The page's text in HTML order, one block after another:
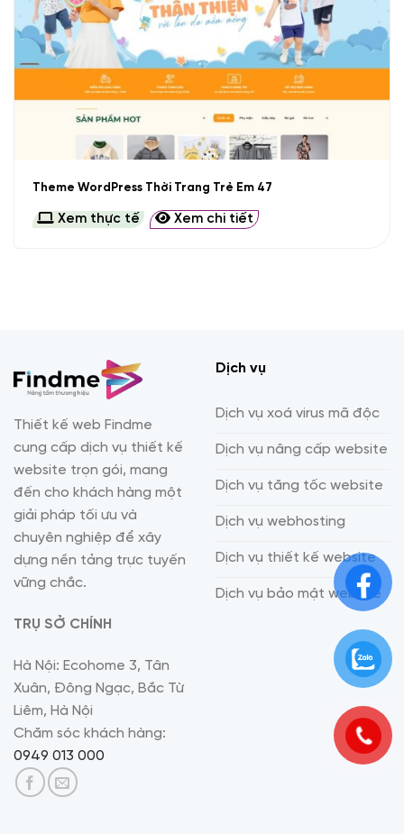
Theme WordPress Thời Trang Trẻ Em 47
Xem thực tế Xem chi tiết
Thiết kế web Findme
cung cấp dịch vụ thiết kế
website trọn gói, mang
đến cho khách hàng một
giải pháp tối ưu và
chuyên nghiệp để xây
dựng nền tảng trực tuyến
vững chắc.
TRỤ SỞ CHÍNH
Hà Nội: Ecohome 3, Tân
Xuân, Đông Ngạc, Bắc Từ
Liêm, Hà Nội
Chăm sóc khách hàng:
0949 013 000
Dịch vụ
Dịch vụ xoá virus mã độc
Dịch vụ nâng cấp website
Dịch vụ tăng tốc website
Dịch vụ webhosting
Dịch vụ thiết kế website
Dịch vụ bảo mật website